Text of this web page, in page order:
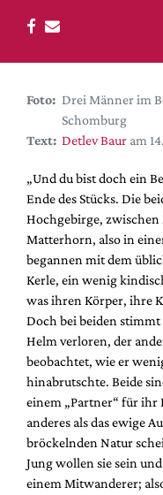
DdB-map
Premierensuche
Festival-Planer
Alle Hefte
Leseproben
Podcast
Service
Shop / Abo
Newsletter
Redaktion
Autor:innen
Partner
Mediadaten
Suche
Foto: Drei Männer im
Schomburg
Text: Detlev Baur am
„Und du bist doch ein
Ende des Stücks. Die
Hochgebirge,
Matterhorn, also in
begannen mit dem
Kerle, ein wenig
was ihren Körper, ihre
Doch bei beiden
Helm verloren, der
beobachtet, wie er
hinabrutschte. Beide
einem „Partner“ für ihr
anderes als das ewige
bröckelnden Natur
Jung wollen sie sein
einem Mitwanderer;